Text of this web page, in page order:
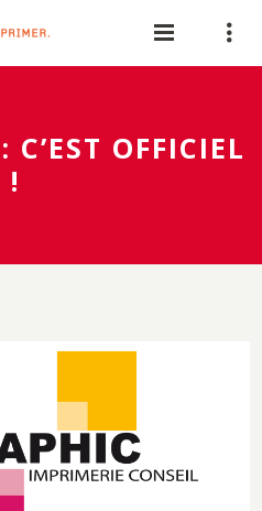
OFFICIEL
!